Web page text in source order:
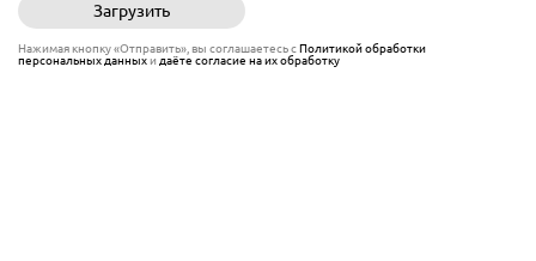
Загрузить
Нажимая кнопку «Отправить», вы соглашаетесь сПолитикой обработки
персональных данныхи даёте согласие на их обработку